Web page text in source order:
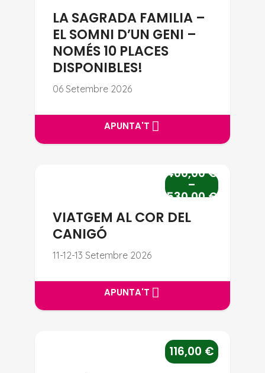
LA SAGRADA FAMILIA –
EL SOMNI D’UN GENI –
NOMÉS 10 PLACES
DISPONIBLES!
06 Setembre 2026
APUNTA'T
APUNTA'T
VIATGEM AL COR DEL CANIGÓ
460,00€
–
530,00€
VIATGEM AL COR DEL
CANIGÓ
11-12-13 Setembre 2026
APUNTA'T
APUNTA'T
CONÈIXER BARCELONA! –
116,00 €